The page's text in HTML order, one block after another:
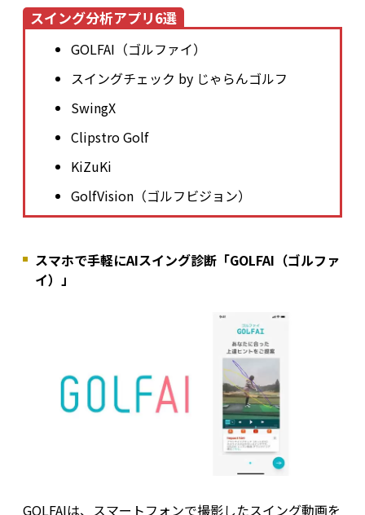
スイング分析アプリ6選
GOLFAI（ゴルファイ）
スイングチェック by じゃらんゴルフ
SwingX
Clipstro Golf
KiZuKi
GolfVision（ゴルフビジョン）
スマホで手軽にAIスイング診断「GOLFAI（ゴルファ
イ）」
GOLFAIは、スマートフォンで撮影したスイング動画を